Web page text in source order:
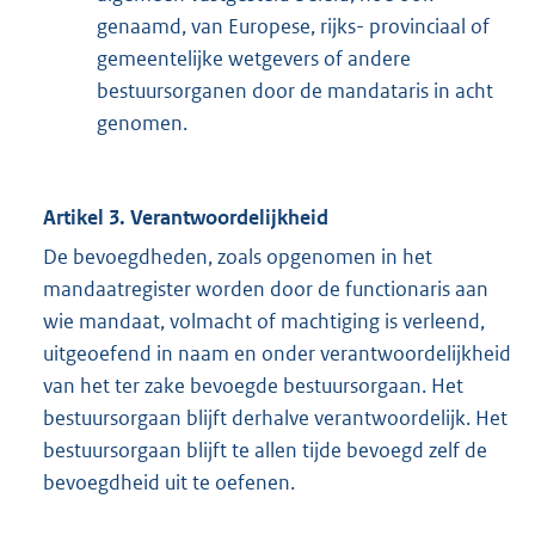
genaamd, van Europese, rijks- provinciaal of
gemeentelijke wetgevers of andere
bestuursorganen door de mandataris in acht
genomen.
Artikel 3. Verantwoordelijkheid
De bevoegdheden, zoals opgenomen in het
mandaatregister worden door de functionaris aan
wie mandaat, volmacht of machtiging is verleend,
uitgeoefend in naam en onder verantwoordelijkheid
van het ter zake bevoegde bestuursorgaan. Het
bestuursorgaan blijft derhalve verantwoordelijk. Het
bestuursorgaan blijft te allen tijde bevoegd zelf de
bevoegdheid uit te oefenen.